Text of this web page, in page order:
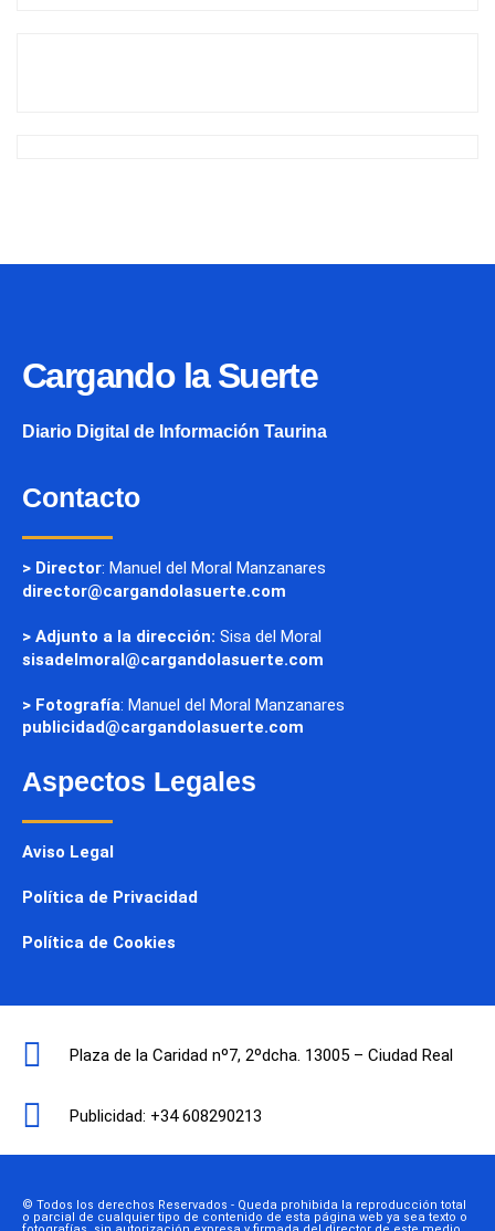
Cargando la Suerte
Diario Digital de Información Taurina
Contacto
> Director: Manuel del Moral Manzanares
director@cargandolasuerte.com
> Adjunto a la dirección: Sisa del Moral
sisadelmoral@cargandolasuerte.com
> Fotografía: Manuel del Moral Manzanares
publicidad@cargandolasuerte.com
Aspectos Legales
Aviso Legal
Política de Privacidad
Política de Cookies
Plaza de la Caridad nº7, 2ºdcha. 13005 – Ciudad Real
Publicidad: +34 608290213
© Todos los derechos Reservados - Queda prohibida la reproducción total
o parcial de cualquier tipo de contenido de esta página web ya sea texto o